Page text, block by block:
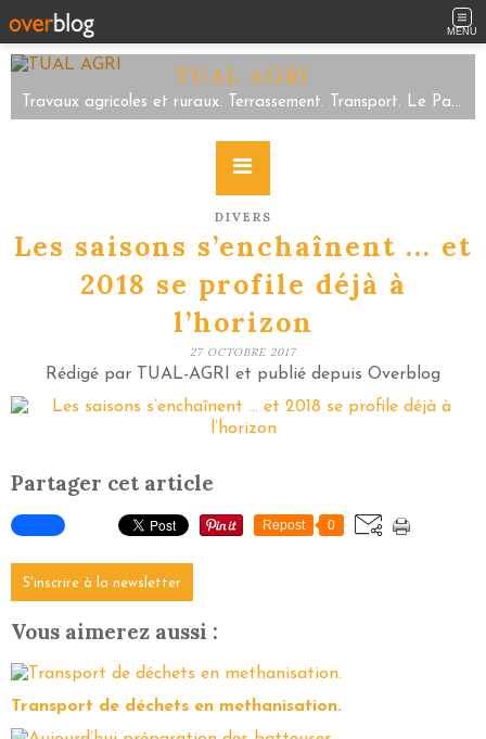
MENU
TUAL AGRI
Travaux agricoles et ruraux. Terrassement. Transport. Le Parc/Sartilly Baie Bocage/Servon. Tel 02.33.48.59.63
DIVERS
Les saisons s’enchaînent ... et
2018 se profile déjà à
l’horizon
27 OCTOBRE 2017
Rédigé par TUAL-AGRI et publié depuis Overblog
Partager cet article
Repost 0
S'inscrire à la newsletter
Vous aimerez aussi :
Transport de déchets en methanisation.